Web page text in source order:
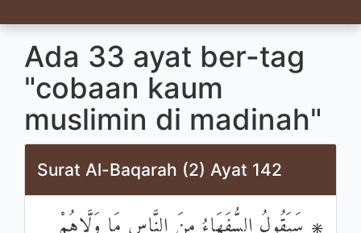
Ada 33 ayat ber-tag
"cobaan kaum
muslimin di madinah"
Surat Al-Baqarah (2) Ayat 142